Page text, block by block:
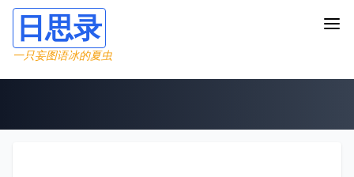
日思录
一只妄图语冰的夏虫